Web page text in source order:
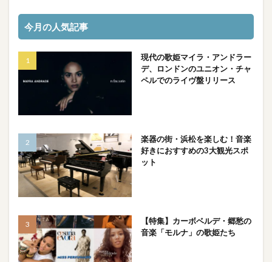
今月の人気記事
現代の歌姫マイラ・アンドラー
デ、ロンドンのユニオン・チャ
ペルでのライヴ盤リリース
楽器の街・浜松を楽しむ！音楽
好きにおすすめの3大観光スポ
ット
【特集】カーボベルデ・郷愁の
音楽「モルナ」の歌姫たち